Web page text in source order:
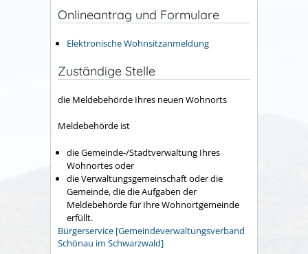
Onlineantrag und Formulare
Elektronische Wohnsitzanmeldung
Zuständige Stelle
die Meldebehörde Ihres neuen Wohnorts
Meldebehörde ist
die Gemeinde-/Stadtverwaltung Ihres
Wohnortes oder
die Verwaltungsgemeinschaft oder die
Gemeinde, die die Aufgaben der
Meldebehörde für Ihre Wohnortgemeinde
erfüllt.
Bürgerservice [Gemeindeverwaltungsverband
Schönau im Schwarzwald]